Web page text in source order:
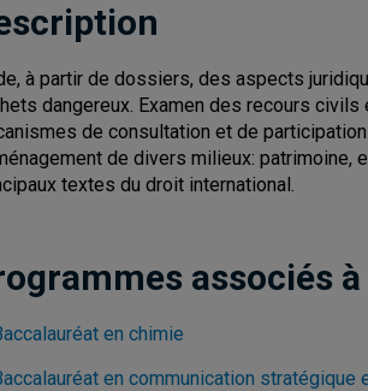
à partir de dossiers, des aspects
dangereux. Examen des recours
de consultation et de
de divers milieux: patrimoine,
textes du droit international.
associés
en chimie
en communication stratégique